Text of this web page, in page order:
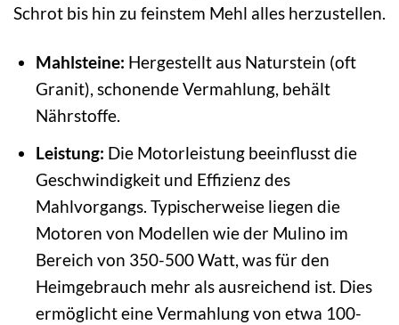
Schrot bis hin zu feinstem Mehl alles herzustellen.
Mahlsteine: Hergestellt aus Naturstein (oft
Granit), schonende Vermahlung, behält
Nährstoffe.
Leistung: Die Motorleistung beeinflusst die
Geschwindigkeit und Effizienz des
Mahlvorgangs. Typischerweise liegen die
Motoren von Modellen wie der Mulino im
Bereich von 350-500 Watt, was für den
Heimgebrauch mehr als ausreichend ist. Dies
ermöglicht eine Vermahlung von etwa 100-